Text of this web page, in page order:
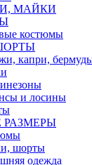
МАЙКИ
костюмы
капри,
и лосины
РАЗМЕРЫ
шорты
одежда